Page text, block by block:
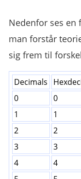
Nedenfor ses en
man forstår
sig frem til
Decimals
0
0
1
1
2
2
3
3
4
4